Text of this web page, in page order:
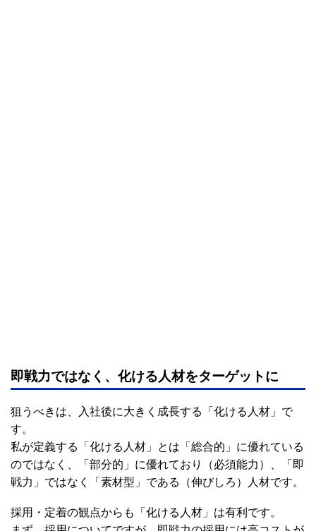
即戦力ではなく、化ける人材をターゲットに
狙うべきは、入社後に大きく成長する「化ける人材」で
す。
私が定義する「化ける人材」とは「総合的」に優れている
のではなく、「部分的」に優れており（必須能力）、「即
戦力」ではなく「素材型」である（伸びしろ）人材です。
採用・定着の観点からも「化ける人材」は有利です。